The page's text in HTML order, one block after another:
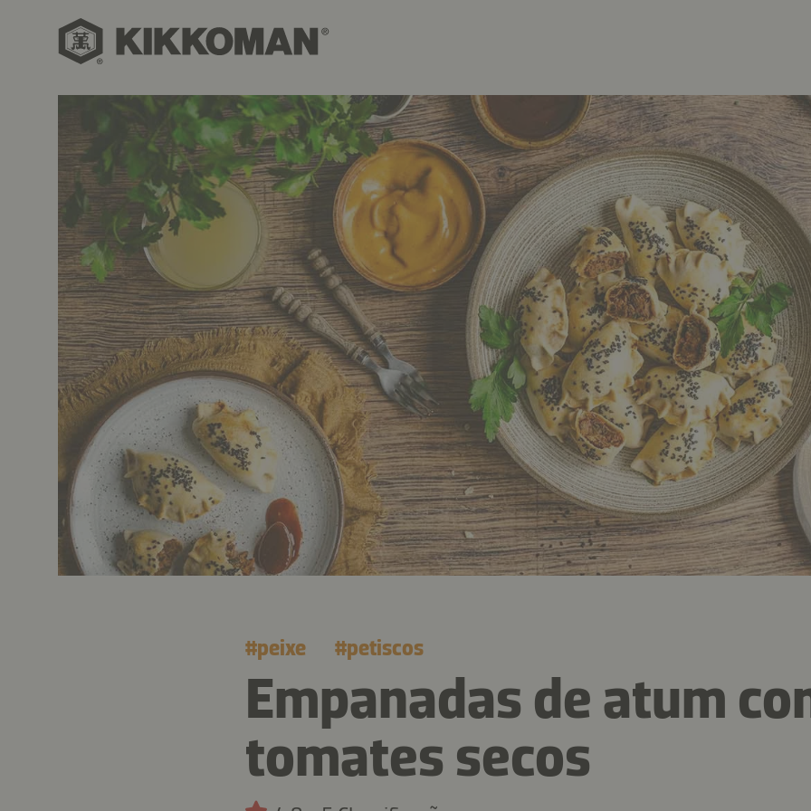
#peixe #petiscos
Empanadas de atum
tomates secos